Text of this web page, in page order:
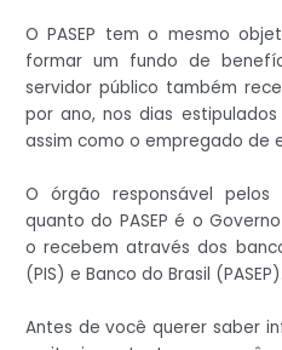
O PASEP tem o mesmo
formar um fundo de
servidor público também
por ano, nos dias estipulados
assim como o empregado de
O órgão responsável
quanto do PASEP é o
o recebem através dos
(PIS) e Banco do Brasil (PASEP).
Antes de você querer saber